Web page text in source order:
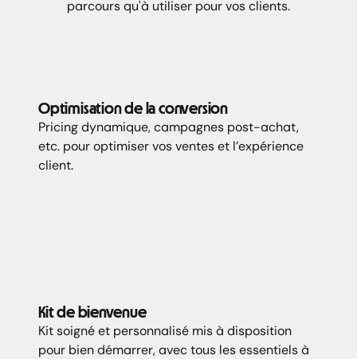
parcours qu'à utiliser pour vos clients.
Optimisation de la conversion
Pricing dynamique, campagnes post-achat,
etc. pour optimiser vos ventes et l’expérience
client.
Kit de bienvenue
Kit soigné et personnalisé mis à disposition
pour bien démarrer, avec tous les essentiels à